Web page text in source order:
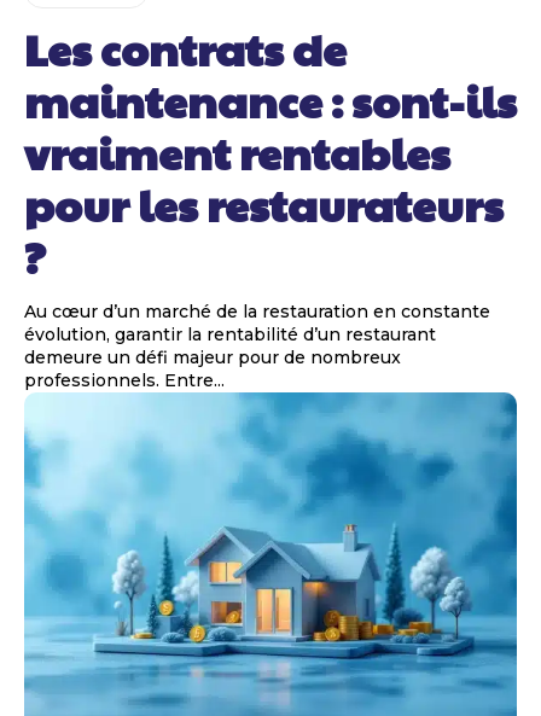
Les contrats de
maintenance : sont-ils
vraiment rentables
pour les restaurateurs
?
Au cœur d’un marché de la restauration en constante
évolution, garantir la rentabilité d’un restaurant
demeure un défi majeur pour de nombreux
professionnels. Entre...